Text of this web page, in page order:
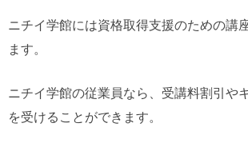
ニチイ学館には資格取得支援のための講
ます。
ニチイ学館の従業員なら、受講料割引や
を受けることができます。